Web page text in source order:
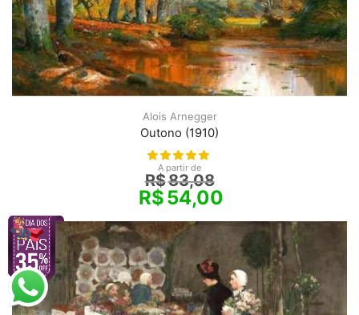
Alois Arnegger
Outono (1910)
A partir de
R$83,08
R$54,00